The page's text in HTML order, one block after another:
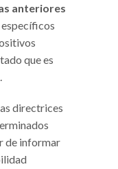
anteriores
que es
directrices
de informar